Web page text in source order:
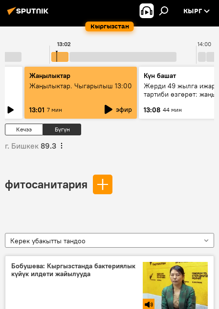
Кыргызстан
КЫРГ
14:00
13:02
Жаңылыктар
Жаңылыктар. Чыгарылыш 13:00
13:01 7 мин эфир
Күн башат
Жерди 49 жылга
тартиби өзгөрөт: жаңы
13:08 44 мин
Кечээ Бүгүн
г. Бишкек 89.3
фитосанитария
Керек убакытты тандоо
Бобушева: Кыргызстанда бактериялык
күйүк илдети жайылууда